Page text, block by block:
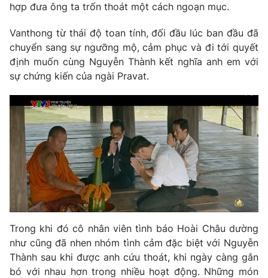
hợp đưa ông ta trốn thoát một cách ngoạn mục.
Vanthong từ thái độ toan tính, đối đầu lúc ban đầu đã
chuyển sang sự ngưỡng mộ, cảm phục và đi tới quyết
định muốn cùng Nguyễn Thành kết nghĩa anh em với
sự chứng kiến của ngài Pravat.
Trong khi đó cô nhân viên tình báo Hoài Châu dường
như cũng đã nhen nhóm tình cảm đặc biệt với Nguyễn
Thành sau khi được anh cứu thoát, khi ngày càng gắn
bó với nhau hơn trong nhiều hoạt động. Những món